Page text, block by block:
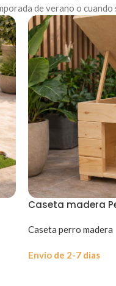
de verano o cuando
Caseta madera
Caseta perro madera
Envio de 2-7 dias